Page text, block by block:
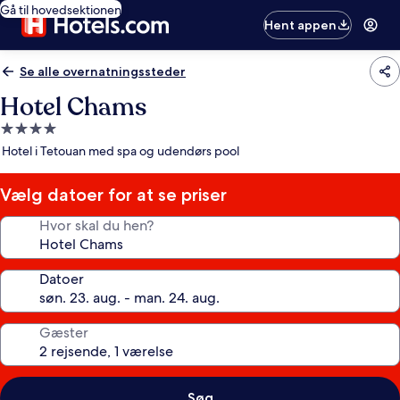
Gå til hovedsektionen
Hent appen
Se alle overnatningssteder
Hotel Chams
4.0-
stjernet
Hotel i Tetouan med spa og udendørs pool
Vælg datoer for at se priser
Hvor skal du hen?
Datoer
Gæster